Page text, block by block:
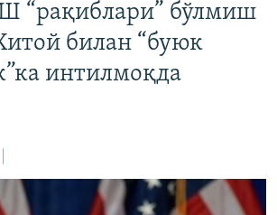
“рақиблари” бўлмиш
билан “буюк
интилмоқда